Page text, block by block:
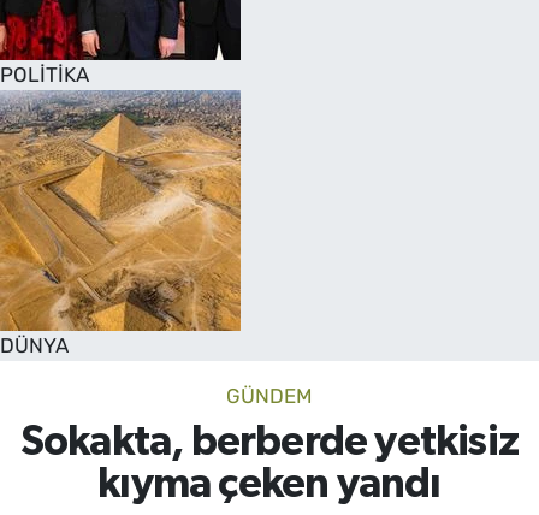
POLİTİKA
DÜNYA
GÜNDEM
Sokakta, berberde yetkisiz
kıyma çeken yandı